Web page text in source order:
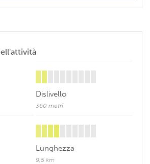
Dislivello
360 metri
Lunghezza
9,5 km